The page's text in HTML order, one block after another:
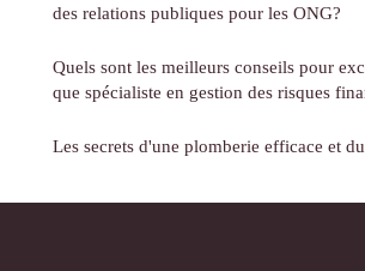
des relations publiques pour les ONG?
Quels sont les meilleurs conseils pour
que spécialiste en gestion des risques
Les secrets d'une plomberie efficace et